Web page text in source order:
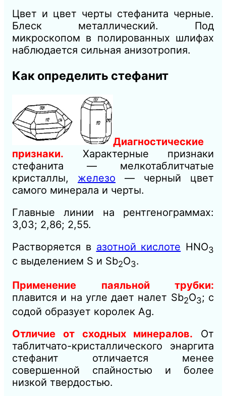
Цвет и цвет черты стефанита черные.
Блеск металлический. Под
микроскопом в полированных шлифах
наблюдается сильная анизотропия.
Как определить стефанит
Диагностические
признаки. Характерные признаки
стефанита — мелкотаблитчатые
кристаллы, железо — черный цвет
самого минерала и черты.
Главные линии на рентгенограммах:
3,03; 2,86; 2,55.
Растворяется в азотной кислоте HNО3
с выделением S и Sb2О3.
Применение паяльной трубки:
плавится и на угле дает налет Sb2О3; с
содой образует королек Ag.
Отличие от сходных минералов. От
таблитчато-кристаллического энаргита
стефанит отличается менее
совершенной спайностью и более
низкой твердостью.